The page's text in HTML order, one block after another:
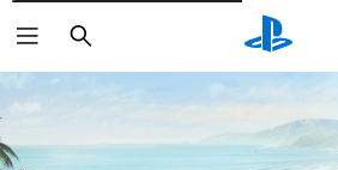
Zoeken